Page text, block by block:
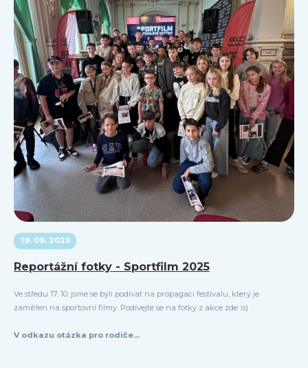
19. 09. 2025
Reportážní fotky - Sportfilm 2025
Ve středu 17. 10. jsme se byli podívat na propagaci festivalu, který je
zaměřen na sportovní filmy. Podívejte se na fotky z akce zde :o)
V odkazu otázka pro rodiče...